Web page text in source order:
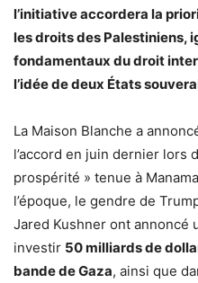
l’initiative accordera la
les droits des Palestiniens,
fondamentaux du droit
l’idée de deux États
La Maison Blanche a
l’accord en juin dernier lors
prospérité » tenue à
l’époque, le gendre de
Jared Kushner ont annoncé
investir 50 milliards de
bande de Gaza, ainsi que